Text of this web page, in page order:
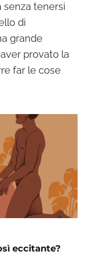
senza tenersi
di
grande
provato la
far le cose
eccitante?